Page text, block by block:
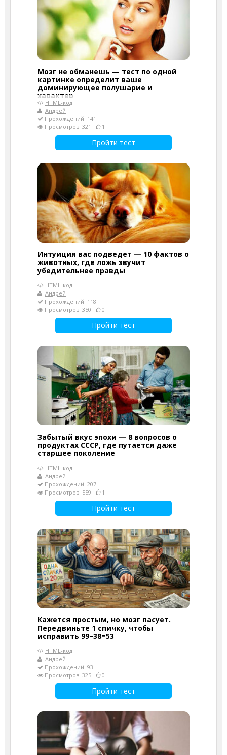
Мозг не обманешь — тест по одной
картинке определит ваше
доминирующее полушарие и
характер
HTML-код
Андрей
Прохождений: 141
Просмотров: 321
1
Пройти тест
Интуиция вас подведет — 10 фактов о
животных, где ложь звучит
убедительнее правды
HTML-код
Андрей
Прохождений: 118
Просмотров: 350
0
Пройти тест
Забытый вкус эпохи — 8 вопросов о
продуктах СССР, где путается даже
старшее поколение
HTML-код
Андрей
Прохождений: 207
Просмотров: 559
1
Пройти тест
Кажется простым, но мозг пасует.
Передвиньте 1 спичку, чтобы
исправить 99−38=53
HTML-код
Андрей
Прохождений: 93
Просмотров: 325
0
Пройти тест